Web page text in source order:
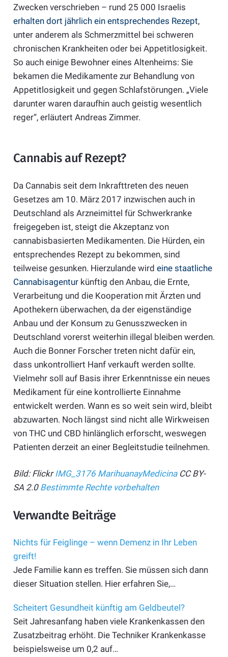
Zwecken verschrieben – rund 25 000 Israelis
erhalten dort jährlich ein entsprechendes Rezept,
unter anderem als Schmerzmittel bei schweren
chronischen Krankheiten oder bei Appetitlosigkeit.
So auch einige Bewohner eines Altenheims: Sie
bekamen die Medikamente zur Behandlung von
Appetitlosigkeit und gegen Schlafstörungen. „Viele
darunter waren daraufhin auch geistig wesentlich
reger“, erläutert Andreas Zimmer.
Cannabis auf Rezept?
Da Cannabis seit dem Inkrafttreten des neuen
Gesetzes am 10. März 2017 inzwischen auch in
Deutschland als Arzneimittel für Schwerkranke
freigegeben ist, steigt die Akzeptanz von
cannabisbasierten Medikamenten. Die Hürden, ein
entsprechendes Rezept zu bekommen, sind
teilweise gesunken. Hierzulande wird eine staatliche
Cannabisagenturkünftig den Anbau, die Ernte,
Verarbeitung und die Kooperation mit Ärzten und
Apothekern überwachen, da der eigenständige
Anbau und der Konsum zu Genusszwecken in
Deutschland vorerst weiterhin illegal bleiben werden.
Auch die Bonner Forscher treten nicht dafür ein,
dass unkontrolliert Hanf verkauft werden sollte.
Vielmehr soll auf Basis ihrer Erkenntnisse ein neues
Medikament für eine kontrollierte Einnahme
entwickelt werden. Wann es so weit sein wird, bleibt
abzuwarten. Noch längst sind nicht alle Wirkweisen
von THC und CBD hinlänglich erforscht, weswegen
Patienten derzeit an einer Begleitstudie teilnehmen.
Bild: FlickrIMG_3176 MarihuanayMedicinaCC BY-
SA 2.0 Bestimmte Rechte vorbehalten
Verwandte Beiträge
Nichts für Feiglinge – wenn Demenz in Ihr Leben
greift!
Jede Familie kann es treffen. Sie müssen sich dann
dieser Situation stellen. Hier erfahren Sie,…
Scheitert Gesundheit künftig am Geldbeutel?
Seit Jahresanfang haben viele Krankenkassen den
Zusatzbeitrag erhöht. Die Techniker Krankenkasse
beispielsweise um 0,2 auf…